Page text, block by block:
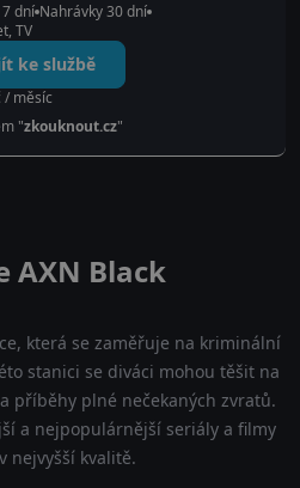
dní Nahrávky 30 dní
TV
ke službě
/ měsíc
"zkouknout.cz"
AXN Black
která se zaměřuje na kriminální
stanici se diváci mohou těšit na
příběhy plné nečekaných zvratů.
a nejpopulárnější seriály a filmy
nejvyšší kvalitě.